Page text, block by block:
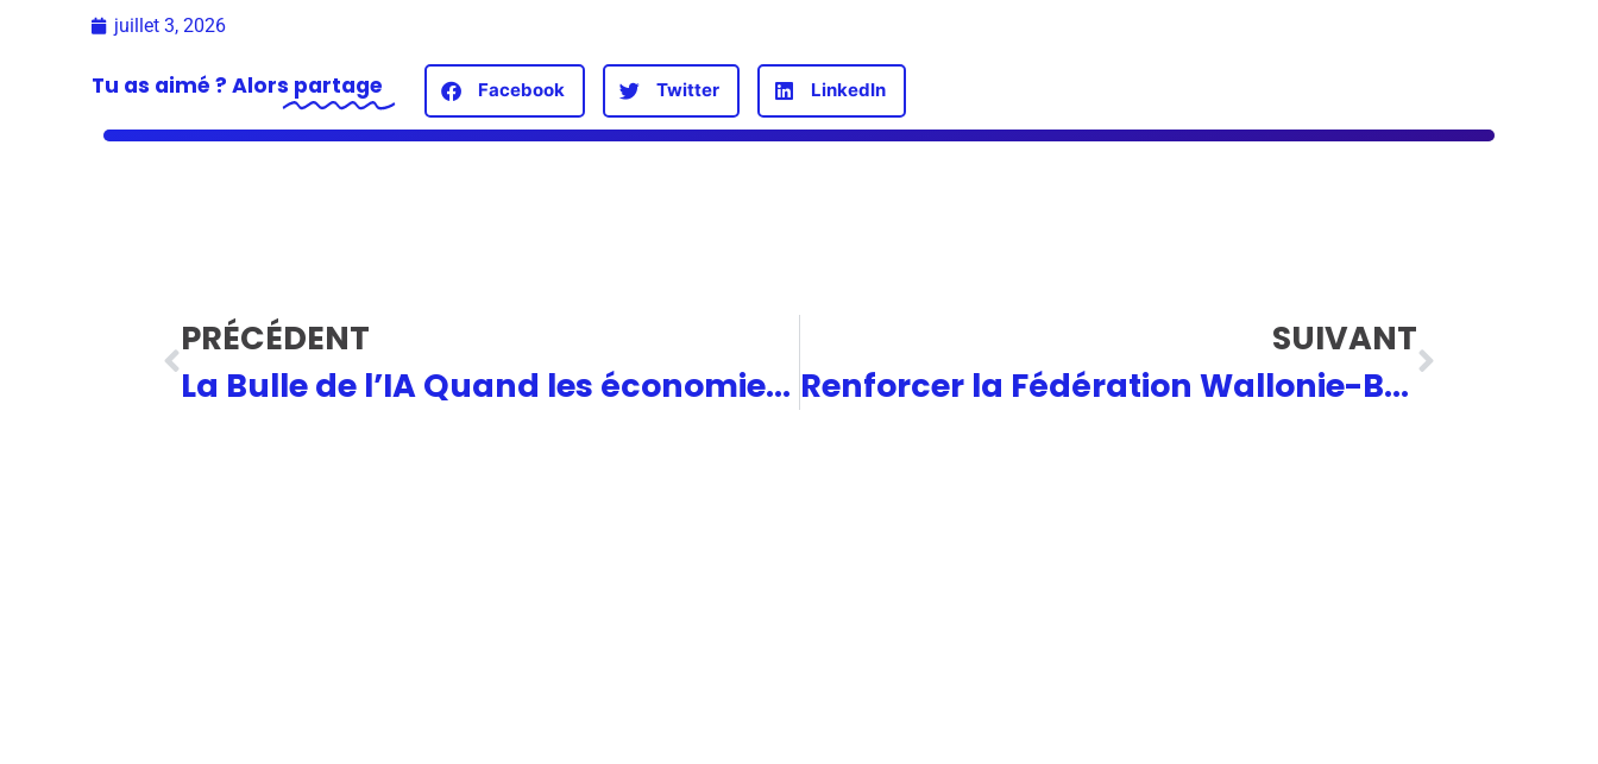
juillet 3, 2026
Tu as aimé ? Alors partage Facebook Twitter LinkedIn
PRÉCÉDENT
La Bulle de l’IA Quand les économies occidentales sont sous perfusions
SUIVANT
Renforcer la Fédération Wallonie-Bruxelles pour plus d’efficacité